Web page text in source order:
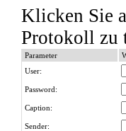
Klicken Sie
Protokoll zu
Parameter
User:
Password:
Caption:
Sender: